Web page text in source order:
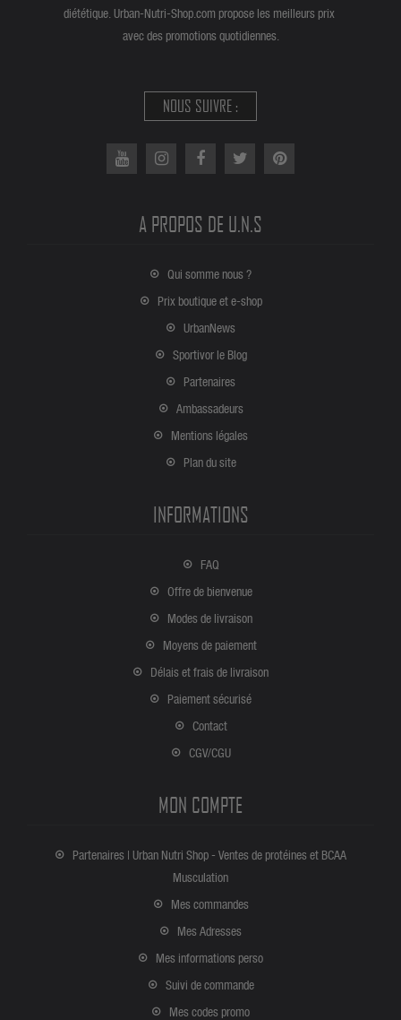
diététique. Urban-Nutri-Shop.com propose les meilleurs prix
avec des promotions quotidiennes.
NOUS SUIVRE :
A PROPOS DE U.N.S
Qui somme nous ?
Prix boutique et e-shop
UrbanNews
Sportivor le Blog
Partenaires
Ambassadeurs
Mentions légales
Plan du site
INFORMATIONS
FAQ
Offre de bienvenue
Modes de livraison
Moyens de paiement
Délais et frais de livraison
Paiement sécurisé
Contact
CGV/CGU
MON COMPTE
Partenaires | Urban Nutri Shop - Ventes de protéines et BCAA
Musculation
Mes commandes
Mes Adresses
Mes informations perso
Suivi de commande
Mes codes promo